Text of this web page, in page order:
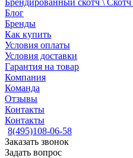
Брендированный скотч \
Блог
Бренды
Как купить
Условия оплаты
Условия доставки
Гарантия на товар
Компания
Команда
Отзывы
Контакты
Контакты
8(495)108-06-58
Заказать звонок
Задать вопрос